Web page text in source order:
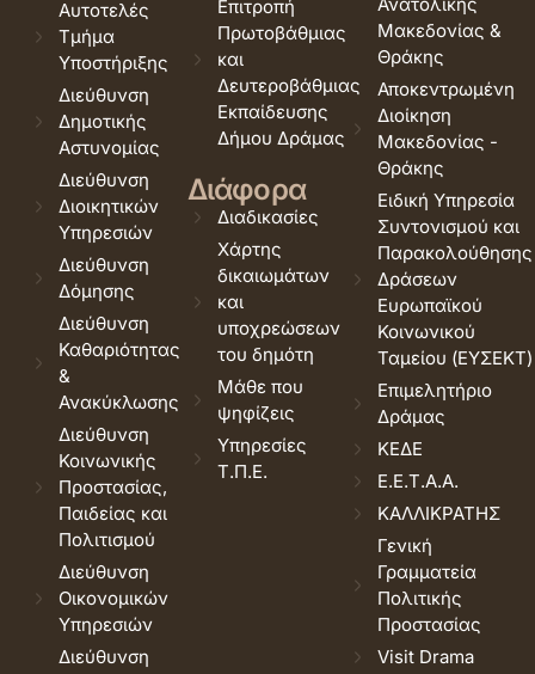
Αυτοτελές
Τμήμα
Υποστήριξης
Διεύθυνση
Δημοτικής
Αστυνομίας
Διεύθυνση
Διοικητικών
Υπηρεσιών
Διεύθυνση
Δόμησης
Διεύθυνση
Καθαριότητας
&
Ανακύκλωσης
Διεύθυνση
Κοινωνικής
Προστασίας,
Παιδείας και
Πολιτισμού
Διεύθυνση
Οικονομικών
Υπηρεσιών
Διεύθυνση
Επιτροπή
Πρωτοβάθμιας
και
Δευτεροβάθμιας
Εκπαίδευσης
Δήμου Δράμας
Διάφορα
Διαδικασίες
Χάρτης
δικαιωμάτων
και
υποχρεώσεων
του δημότη
Μάθε που
ψηφίζεις
Υπηρεσίες
Τ.Π.Ε.
Μακεδονίας &
Θράκης
Αποκεντρωμένη
Διοίκηση
Μακεδονίας -
Θράκης
Ειδική Υπηρεσία
Συντονισμού και
Παρακολούθησης
Δράσεων
Ευρωπαϊκού
Κοινωνικού
Ταμείου (ΕΥΣΕΚΤ)
Επιμελητήριο
Δράμας
ΚΕΔΕ
Ε.Ε.Τ.Α.Α.
ΚΑΛΛΙΚΡΑΤΗΣ
Γενική
Γραμματεία
Πολιτικής
Προστασίας
Visit Drama